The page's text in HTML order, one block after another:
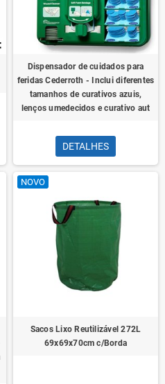
Dispensador de cuidados para
feridas Cederroth - Inclui diferentes
tamanhos de curativos azuis,
lenços umedecidos e curativo aut
DETALHES
NOVO
Sacos Lixo Reutilizável 272L
69x69x70cm c/Borda